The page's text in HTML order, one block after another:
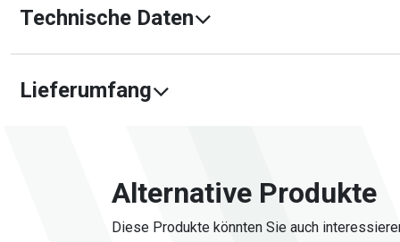
Technische Daten
Lieferumfang
Alternative Produkte
Diese Produkte könnten Sie auch